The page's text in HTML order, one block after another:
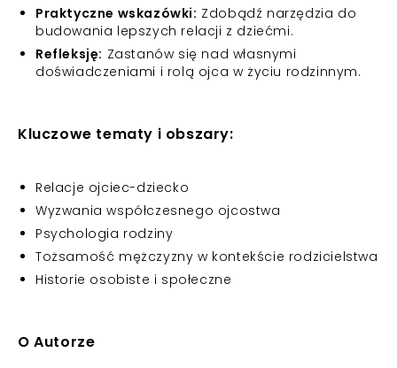
Praktyczne wskazówki: Zdobądź narzędzia do
budowania lepszych relacji z dziećmi.
Refleksję: Zastanów się nad własnymi
doświadczeniami i rolą ojca w życiu rodzinnym.
Kluczowe tematy i obszary:
Relacje ojciec-dziecko
Wyzwania współczesnego ojcostwa
Psychologia rodziny
Tożsamość mężczyzny w kontekście rodzicielstwa
Historie osobiste i społeczne
O Autorze